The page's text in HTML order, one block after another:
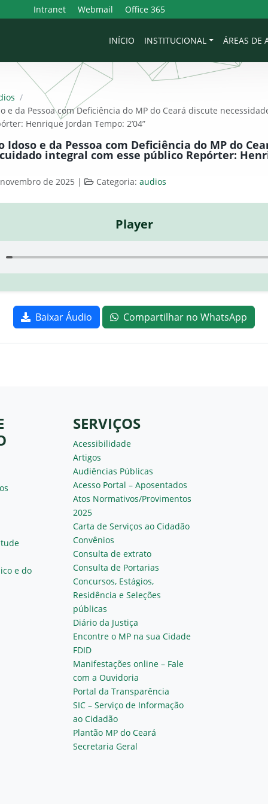
Intranet Webmail Office 365
INÍCIO INSTITUCIONAL ÁREAS DE
/
e da Pessoa com Deficiência do MP do Ceará discute
Henrique Jordan Tempo: 2’04”
Idoso e da Pessoa com Deficiência do MP do
integral com esse público Repórter:
de 2025 | Categoria: audios
Player
Baixar Áudio Compartilhar no WhatsApp
e do
SERVIÇOS
Acessibilidade
Artigos
Audiências Públicas
Acesso Portal – Aposentados
Atos Normativos/Provimentos
2025
Carta de Serviços ao Cidadão
Convênios
Consulta de extrato
Consulta de Portarias
Concursos, Estágios,
Residência e Seleções
públicas
Diário da Justiça
Encontre o MP na sua Cidade
FDID
Manifestações online – Fale
com a Ouvidoria
Portal da Transparência
SIC – Serviço de Informação
ao Cidadão
Plantão MP do Ceará
Secretaria Geral